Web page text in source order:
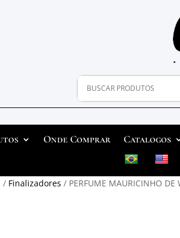
Onde Comprar Catalogos
/ Finalizadores / PERFUME MAURICINHO DE